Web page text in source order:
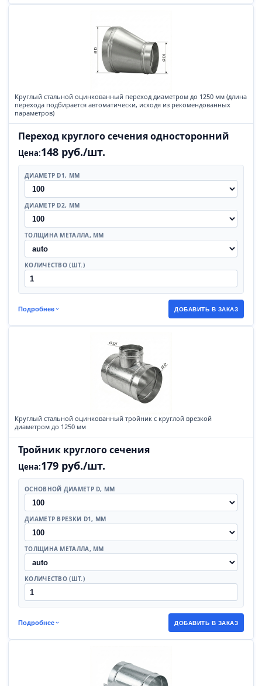
Круглый стальной оцинкованный переход диаметром до 1250 мм (длина
перехода подбирается автоматически, исходя из рекомендованных
параметров)
Переход круглого сечения односторонний
Цена:148 руб./шт.
ДИАМЕТР D1, ММ
ДИАМЕТР D2, ММ
ТОЛЩИНА МЕТАЛЛА, ММ
КОЛИЧЕСТВО (ШТ.)
Подробнее ДОБАВИТЬ В ЗАКАЗ
Круглый стальной оцинкованный тройник с круглой врезкой
диаметром до 1250 мм
Тройник круглого сечения
Цена:179 руб./шт.
ОСНОВНОЙ ДИАМЕТР D, ММ
ДИАМЕТР ВРЕЗКИ D1, ММ
ТОЛЩИНА МЕТАЛЛА, ММ
КОЛИЧЕСТВО (ШТ.)
Подробнее ДОБАВИТЬ В ЗАКАЗ